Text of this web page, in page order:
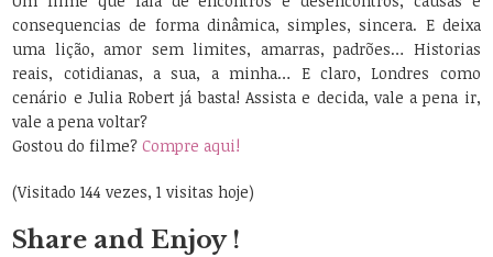
consequencias de forma dinâmica, simples, sincera. E deixa
uma lição, amor sem limites, amarras, padrões… Historias
reais, cotidianas, a sua, a minha… E claro, Londres como
cenário e Julia Robert já basta! Assista e decida, vale a pena ir,
vale a pena voltar?
Gostou do filme?Compre aqui!
(Visitado 144 vezes, 1 visitas hoje)
Share and Enjoy !